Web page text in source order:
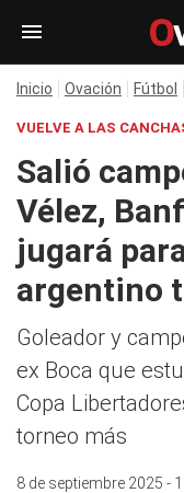
Inicio Ovación Fútbol
VUELVE A LAS
Salió
Vélez,
jugará
argentino
Goleador y
ex Boca que
Copa
torneo más
8 de septiembre 2025 -